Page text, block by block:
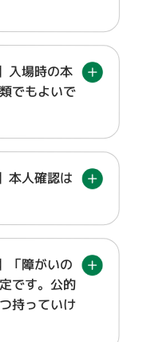
入場時の本
でもよいで
本人確認は
「障がいの
です。公的
持っていけ